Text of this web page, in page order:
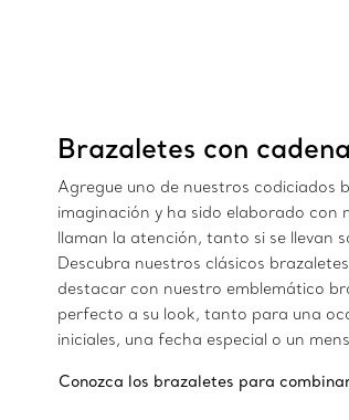
Brazaletes con cadena
Agregue uno de nuestros codiciados
imaginación y ha sido elaborado con
llaman la atención, tanto si se llevan
Descubra nuestros clásicos
destacar con nuestro emblemático
perfecto a su look, tanto para una
iniciales, una fecha especial o un
Conozca los brazaletes para